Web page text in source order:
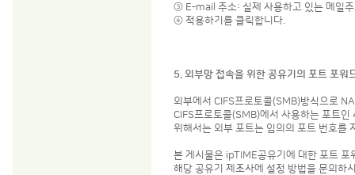
③ E-mail 주소: 실제 사용하고 있는 메일
④ 적용하기를 클릭합니다.
5. 외부망 접속을 위한 공유기의 포트 포워
외부에서 CIFS프로토콜(SMB)방식으로
CIFS프로토콜(SMB)에서 사용하는 포트
위해서는 외부 포트는 임의의 포트 번호를
본 게시물은 ipTIME공유기에 대한 포트
해당 공유기 제조사에 설정 방법을 문의하